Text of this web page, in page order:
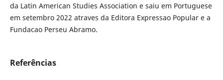
da Latin American Studies Association e saiu em Portuguese
em setembro 2022 atraves da Editora Expressao Popular e a
Fundacao Perseu Abramo.
Referências